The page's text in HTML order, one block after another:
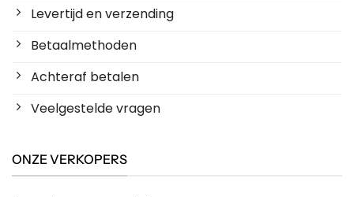
Levertijd en verzending
Betaalmethoden
Achteraf betalen
Veelgestelde vragen
ONZE VERKOPERS